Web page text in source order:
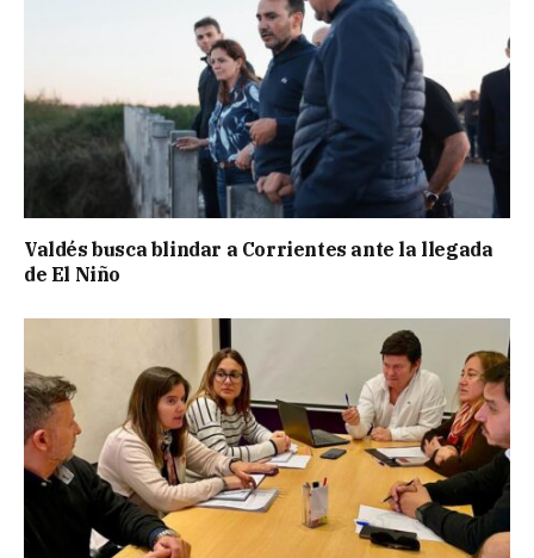
Valdés busca blindar a Corrientes ante la llegada
de El Niño